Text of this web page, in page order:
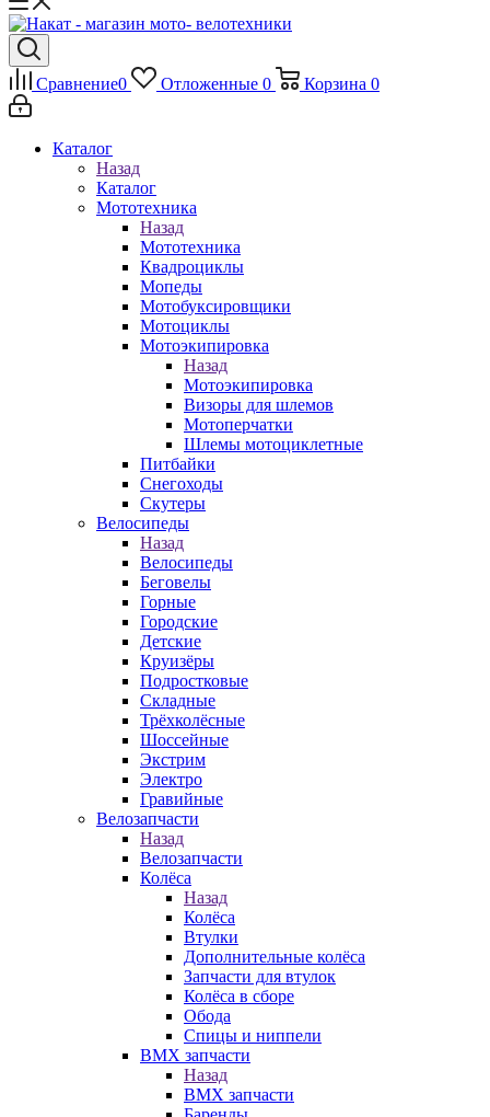
Сравнение0 Отложенные 0 Корзина 0
Каталог
Назад
Каталог
Мототехника
Назад
Мототехника
Квадроциклы
Мопеды
Мотобуксировщики
Мотоциклы
Мотоэкипировка
Назад
Мотоэкипировка
Визоры для шлемов
Мотоперчатки
Шлемы мотоциклетные
Питбайки
Снегоходы
Скутеры
Велосипеды
Назад
Велосипеды
Беговелы
Горные
Городские
Детские
Круизёры
Подростковые
Складные
Трёхколёсные
Шоссейные
Экстрим
Электро
Гравийные
Велозапчасти
Назад
Велозапчасти
Колёса
Назад
Колёса
Втулки
Дополнительные колёса
Запчасти для втулок
Колёса в сборе
Обода
Спицы и ниппели
BMX запчасти
Назад
BMX запчасти